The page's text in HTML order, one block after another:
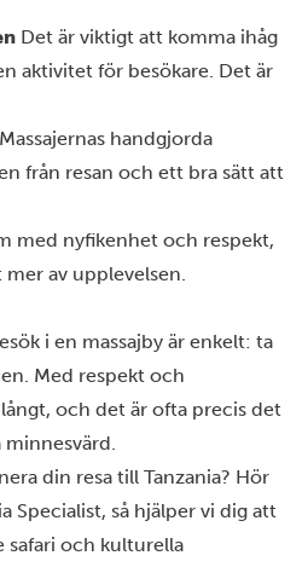
Det är viktigt att komma ihåg
aktivitet för besökare. Det är
Massajernas handgjorda
från resan och ett bra sätt att
med nyfikenhet och respekt,
av upplevelsen.
i en massajby är enkelt: ta
Med respekt och
och det är ofta precis det
minnesvärd.
din resa till Tanzania? Hör
Specialist, så hjälper vi dig att
safari och kulturella